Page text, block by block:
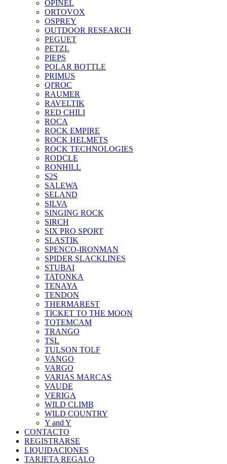
OPINEL
ORTOVOX
OSPREY
OUTDOOR RESEARCH
PEGUET
PETZL
PIEPS
POLAR BOTTLE
PRIMUS
QI'ROC
RAUMER
RAVELTIK
RED CHILI
ROCA
ROCK EMPIRE
ROCK HELMETS
ROCK TECHNOLOGIES
RODCLE
RONHILL
S2S
SALEWA
SELAND
SILVA
SINGING ROCK
SIRCH
SIX PRO SPORT
SLASTIK
SPENCO-IRONMAN
SPIDER SLACKLINES
STUBAI
TATONKA
TENAYA
TENDON
THERMAREST
TICKET TO THE MOON
TOTEMCAM
TRANGO
TSL
TULSON TOLF
VANGO
VARGO
VARIAS MARCAS
VAUDE
VERIGA
WILD CLIMB
WILD COUNTRY
Y and Y
CONTACTO
REGISTRARSE
LIQUIDACIONES
TARJETA REGALO